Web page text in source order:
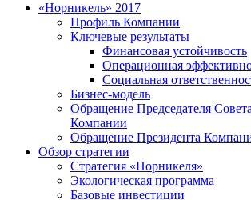
«Норникель» 2017
Профиль Компании
Ключевые результаты
Финансовая устойчивость
Операционная
Социальная
Бизнес-модель
Обращение Председателя
Компании
Обращение Президента
Обзор стратегии
Стратегия «Норникеля»
Экологическая программа
Базовые инвестиции